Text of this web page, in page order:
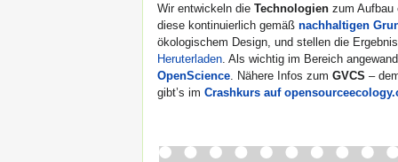
Wir entwickeln die Technologien zum Aufbau
diese kontinuierlich gemäß nachhaltigen
ökologischem Design, und stellen die
Heruterladen . Als wichtig im Bereich
OpenScience . Nähere Infos zum GVCS –
gibt’s im Crashkurs auf